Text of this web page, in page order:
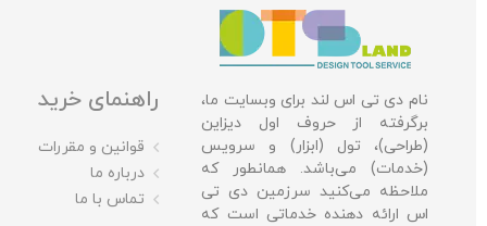
نام دی تی اس لند برای وبسایت ما،
برگرفته از حروف اول دیزاین
(طراحی)، تول (ابزار) و سرویس
(خدمات) می‌باشد. همانطور که
ملاحظه می‌کنید سرزمین دی تی
اس ارائه دهنده خدماتی است که
راهنمای خرید
قوانین و مقررات
درباره ما
تماس با ما